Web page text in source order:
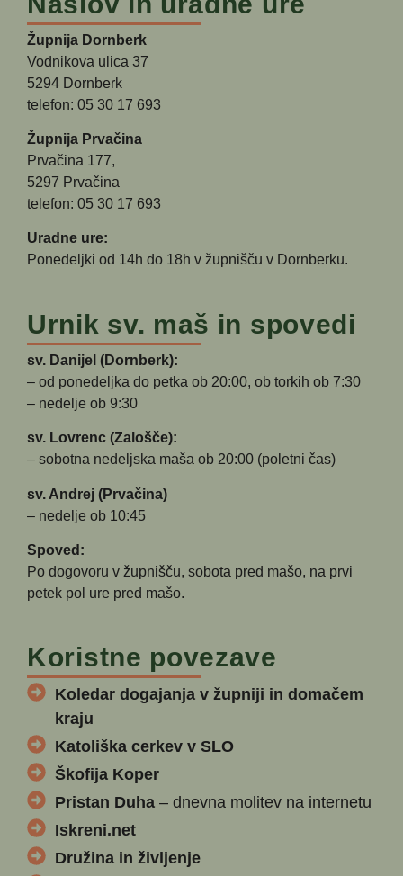
Župnija Dornberk
Vodnikova ulica 37
5294 Dornberk
telefon: 05 30 17 693
Župnija Prvačina
Prvačina 177,
5297 Prvačina
telefon: 05 30 17 693
Uradne ure:
Ponedeljki od 14h do 18h v župnišču v Dornberku.
Urnik sv. maš in spovedi
sv. Danijel (Dornberk):
– od ponedeljka do petka ob 20:00, ob torkih ob 7:30
– nedelje ob 9:30
sv. Lovrenc (Zalošče):
– sobotna nedeljska maša ob 20:00 (poletni čas)
sv. Andrej (Prvačina)
– nedelje ob 10:45
Spoved:
Po dogovoru v župnišču, sobota pred mašo, na prvi
petek pol ure pred mašo.
Koristne povezave
Koledar dogajanja v župniji in domačem
kraju
Katoliška cerkev v SLO
Škofija Koper
Pristan Duha – dnevna molitev na internetu
Iskreni.net
Družina in življenje